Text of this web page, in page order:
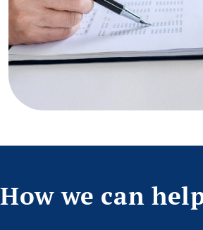
How we can